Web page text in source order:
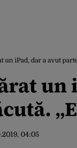
un iPad, dar a avut
04:05